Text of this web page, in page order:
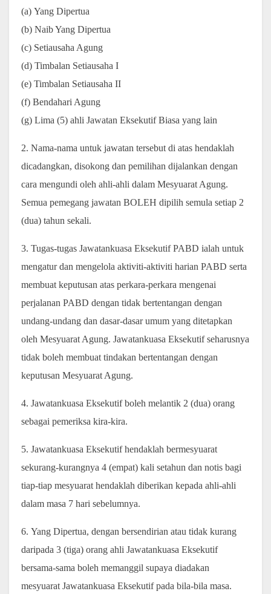
(a) Yang Dipertua
(b) Naib Yang Dipertua
(c) Setiausaha Agung
(d) Timbalan Setiausaha I
(e) Timbalan Setiausaha II
(f) Bendahari Agung
(g) Lima (5) ahli Jawatan Eksekutif Biasa yang lain
2. Nama-nama untuk jawatan tersebut di atas hendaklah
dicadangkan, disokong dan pemilihan dijalankan dengan
cara mengundi oleh ahli-ahli dalam Mesyuarat Agung.
Semua pemegang jawatan BOLEH dipilih semula setiap 2
(dua) tahun sekali.
3. Tugas-tugas Jawatankuasa Eksekutif PABD ialah untuk
mengatur dan mengelola aktiviti-aktiviti harian PABD serta
membuat keputusan atas perkara-perkara mengenai
perjalanan PABD dengan tidak bertentangan dengan
undang-undang dan dasar-dasar umum yang ditetapkan
oleh Mesyuarat Agung. Jawatankuasa Eksekutif seharusnya
tidak boleh membuat tindakan bertentangan dengan
keputusan Mesyuarat Agung.
4. Jawatankuasa Eksekutif boleh melantik 2 (dua) orang
sebagai pemeriksa kira-kira.
5. Jawatankuasa Eksekutif hendaklah bermesyuarat
sekurang-kurangnya 4 (empat) kali setahun dan notis bagi
tiap-tiap mesyuarat hendaklah diberikan kepada ahli-ahli
dalam masa 7 hari sebelumnya.
6. Yang Dipertua, dengan bersendirian atau tidak kurang
daripada 3 (tiga) orang ahli Jawatankuasa Eksekutif
bersama-sama boleh memanggil supaya diadakan
mesyuarat Jawatankuasa Eksekutif pada bila-bila masa.